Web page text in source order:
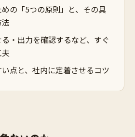
の「5つの原則」と、その具
・出力を確認するなど、すぐ
点と、社内に定着させるコツ